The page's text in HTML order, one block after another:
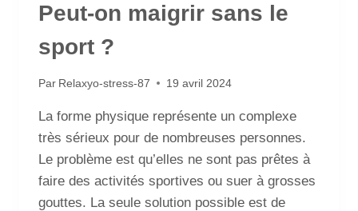
Peut-on maigrir sans le
sport ?
Par Relaxyo-stress-87 19 avril 2024
La forme physique représente un complexe
très sérieux pour de nombreuses personnes.
Le problème est qu’elles ne sont pas prêtes à
faire des activités sportives ou suer à grosses
gouttes. La seule solution possible est de